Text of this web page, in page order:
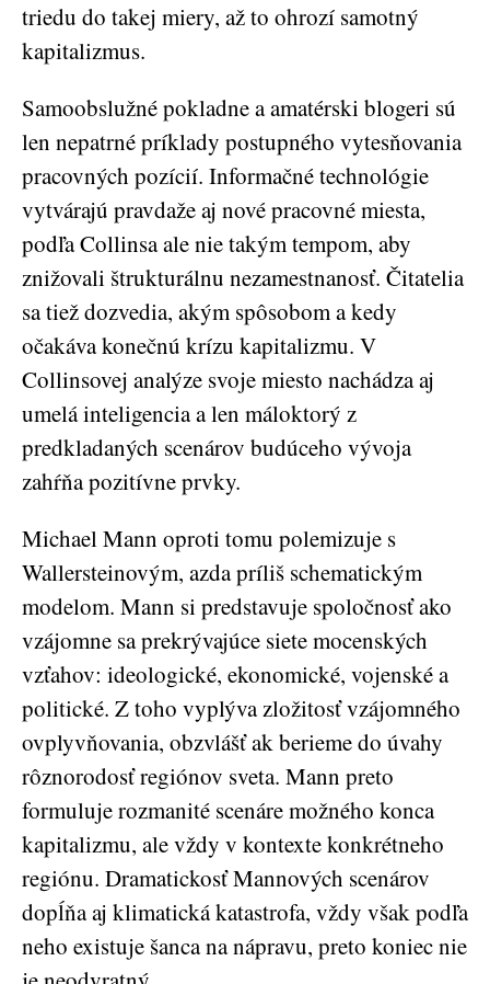
triedu do takej miery, až to ohrozí samotný
kapitalizmus.
Samoobslužné pokladne a amatérski blogeri sú
len nepatrné príklady postupného vytesňovania
pracovných pozícií. Informačné technológie
vytvárajú pravdaže aj nové pracovné miesta,
podľa Collinsa ale nie takým tempom, aby
znižovali štrukturálnu nezamestnanosť. Čitatelia
sa tiež dozvedia, akým spôsobom a kedy
očakáva konečnú krízu kapitalizmu. V
Collinsovej analýze svoje miesto nachádza aj
umelá inteligencia a len máloktorý z
predkladaných scenárov budúceho vývoja
zahŕňa pozitívne prvky.
Michael Mann oproti tomu polemizuje s
Wallersteinovým, azda príliš schematickým
modelom. Mann si predstavuje spoločnosť ako
vzájomne sa prekrývajúce siete mocenských
vzťahov: ideologické, ekonomické, vojenské a
politické. Z toho vyplýva zložitosť vzájomného
ovplyvňovania, obzvlášť ak berieme do úvahy
rôznorodosť regiónov sveta. Mann preto
formuluje rozmanité scenáre možného konca
kapitalizmu, ale vždy v kontexte konkrétneho
regiónu. Dramatickosť Mannových scenárov
dopĺňa aj klimatická katastrofa, vždy však podľa
neho existuje šanca na nápravu, preto koniec nie